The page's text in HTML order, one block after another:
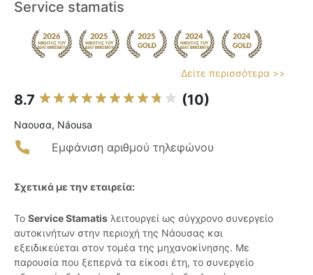
Service stamatis
Δείτε περισσότερα >>
8.7 (10)
Ναουσα, Náousa
Εμφάνιση αριθμού τηλεφώνου
Σχετικά με την εταιρεία:
Το Service Stamatis λειτουργεί ως σύγχρονο συνεργείο
αυτοκινήτων στην περιοχή της Νάουσας και
εξειδικεύεται στον τομέα της μηχανοκίνησης. Με
παρουσία που ξεπερνά τα είκοσι έτη, το συνεργείο